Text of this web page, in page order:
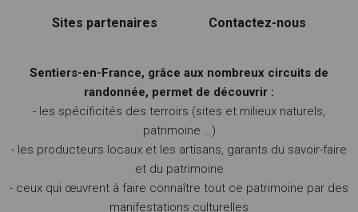
Sites partenaires Contactez-nous
Sentiers-en-France, grâce aux nombreux circuits de
randonnée, permet de découvrir :
- les spécificités des terroirs (sites et milieux naturels,
patrimoine …)
- les producteurs locaux et les artisans, garants du savoir-faire
et du patrimoine
- ceux qui œuvrent à faire connaître tout ce patrimoine par des
manifestations culturelles